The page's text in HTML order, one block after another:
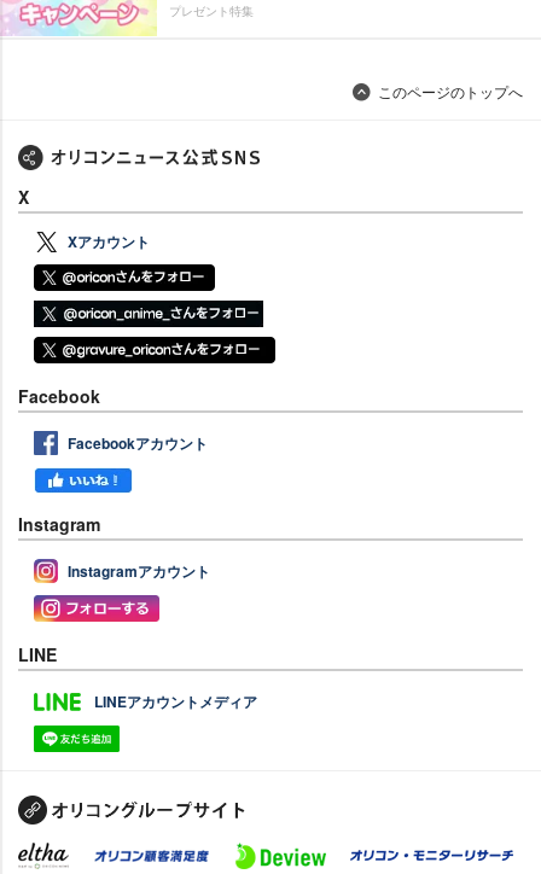
プレゼント特集
このページのトップへ
X
Xアカウント
Facebook
Facebookアカウント
Instagram
Instagramアカウント
LINE
LINEアカウントメディア